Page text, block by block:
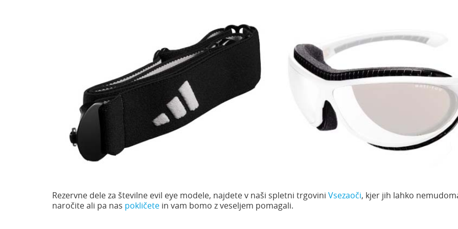
Rezervne dele za številne evil eye modele, najdete v naši spletni trgovini Vsezaoči, kjer jih lahko
naročite ali pa nas pokličete in vam bomo z veseljem pomagali.